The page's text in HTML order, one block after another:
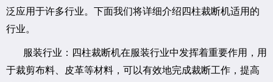
泛应用于许多行业。下面我们将详细介绍四柱裁断机适用的
行业。
服装行业：四柱裁断机在服装行业中发挥着重要作用，用
于裁剪布料、皮革等材料，可以有效地完成裁断工作，提高